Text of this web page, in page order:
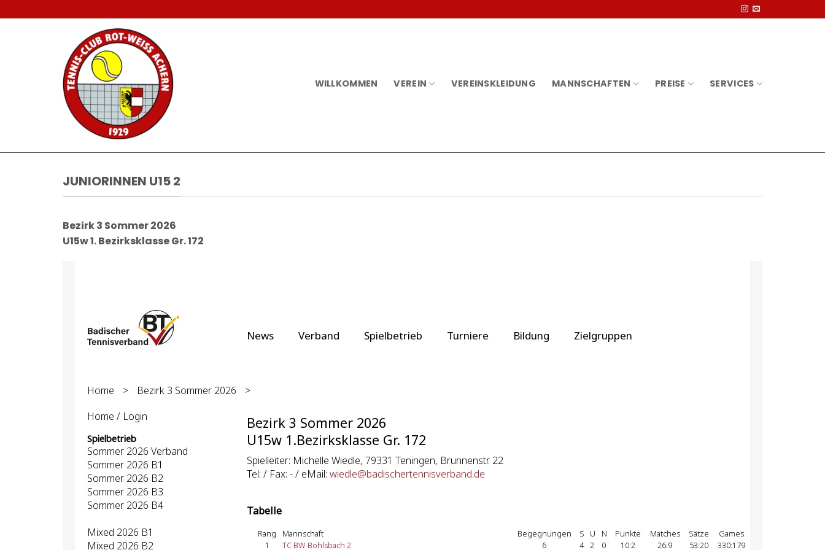
Inhalt
WILLKOMMEN VEREIN VEREINSKLEIDUNG MANNSCHAFTEN PREISE SERVICES
JUNIORINNEN U15 2
Bezirk 3 Sommer 2026
U15w 1. Bezirksklasse Gr. 172